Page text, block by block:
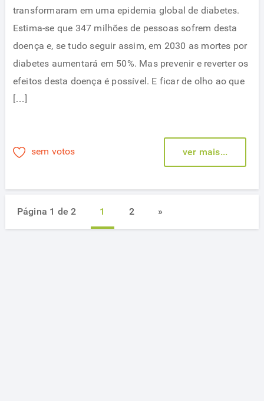
transformaram em uma epidemia global de diabetes.
Estima-se que 347 milhões de pessoas sofrem desta
doença e, se tudo seguir assim, em 2030 as mortes por
diabetes aumentará em 50%. Mas prevenir e reverter os
efeitos desta doença é possível. E ficar de olho ao que
[…]
sem votos ver mais...
Página 1 de 2 1 2 »